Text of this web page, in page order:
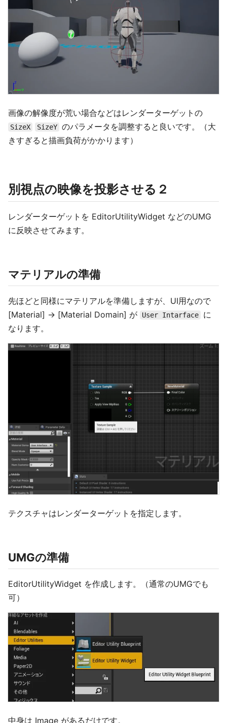
画像の解像度が荒い場合などはレンダーターゲットの
SizeX SizeY のパラメータを調整すると良いです。（大
きすぎると描画負荷がかかります）
別視点の映像を投影させる２
レンダーターゲットを EditorUtilityWidget などのUMG
に反映させてみます。
マテリアルの準備
先ほどと同様にマテリアルを準備しますが、UI用なので
[Material] -> [Material Domain] が
User Intarface
に
なります。
テクスチャはレンダーターゲットを指定します。
UMGの準備
EditorUtilityWidget を作成します。（通常のUMGでも
可）
中身は Image があるだけです。